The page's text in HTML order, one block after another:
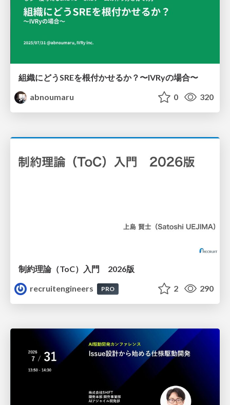
組織にどうSREを根付かせるか？〜IVRyの場合〜
abnoumaru
0 320
制約理論（ToC）入門 2026版
recruitengineers
PRO 2 290